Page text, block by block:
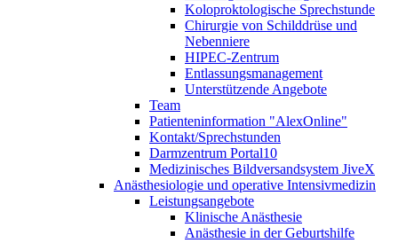
Koloproktologische Sprechstunde
Chirurgie von Schilddrüse und
Nebenniere
HIPEC-Zentrum
Entlassungsmanagement
Unterstützende Angebote
Team
Patienteninformation "AlexOnline"
Kontakt/Sprechstunden
Darmzentrum Portal10
Medizinisches Bildversandsystem JiveX
Anästhesiologie und operative Intensivmedizin
Leistungsangebote
Klinische Anästhesie
Anästhesie in der Geburtshilfe